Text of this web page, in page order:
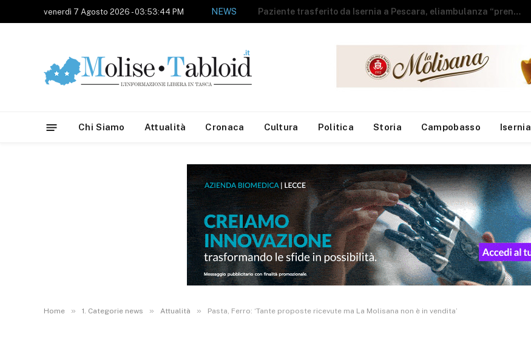
venerdì 7 Agosto 2026 - 03:53:44 PM NEWS Sla, Neuromed: individuato meccanismo che compromette l’equilibrio dei motoneuroni
Chi Siamo Attualità Cronaca Cultura Politica Storia Campobasso Isernia
Home » 1. Categorie news » Attualità » Pasta, Ferro: ‘Tante proposte ricevute ma La Molisana non è in vendita’